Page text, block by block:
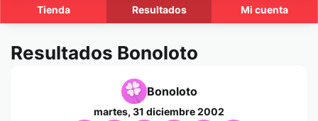
Tienda Resultados Mi cuenta
Resultados Bonoloto
Bonoloto
martes, 31 diciembre 2002